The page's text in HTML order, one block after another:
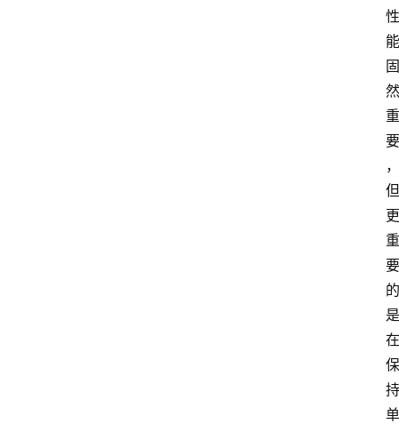
性
能
固
然
重
要
，
但
更
重
要
的
是
在
保
持
单